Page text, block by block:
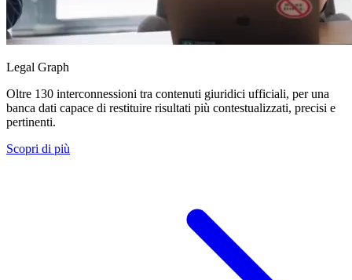
Legal Graph
Oltre 130 interconnessioni tra contenuti giuridici ufficiali, per una
banca dati capace di restituire risultati più contestualizzati, precisi e
pertinenti.
Scopri di più